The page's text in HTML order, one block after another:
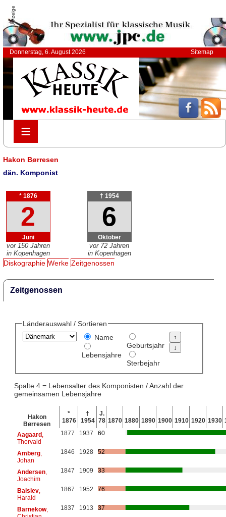
Anzeige
Donnerstag, 6. August 2026 Sitemap
≡
≡
Hakon Børresen
dän. Komponist
* 1876
2
Juni
vor 150 Jahren
in Kopenhagen
† 1954
6
Oktober
vor 72 Jahren
in Kopenhagen
Diskographie Werke Zeitgenossen
Zeitgenossen
Länderauswahl / Sortieren
Name
Lebensjahre
Geburtsjahr
Sterbejahr
Spalte 4 = Lebensalter des Komponisten / Anzahl der
gemeinsamen Lebensjahre
Hakon
Børresen
*
1876
†
1954
J.
78 1870 1880 1890 1900 1910 1920 1930
Aagaard,
Thorvald
1877 1937 60
Amberg,
Johan
1846 1928 52
Andersen,
Joachim
1847 1909 33
Balslev,
Harald
1867 1952 76
Barnekow,
1837 1913 37